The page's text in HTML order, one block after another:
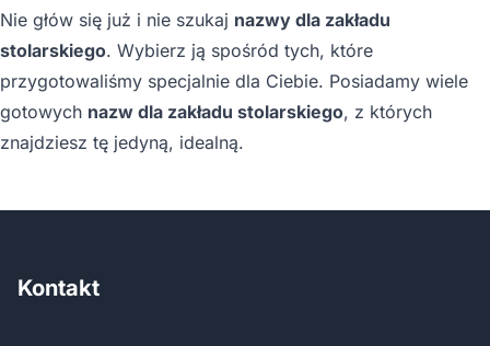
Nie głów się już i nie szukaj nazwy dla zakładu
stolarskiego. Wybierz ją spośród tych, które
przygotowaliśmy specjalnie dla Ciebie. Posiadamy wiele
gotowych nazw dla zakładu stolarskiego, z których
znajdziesz tę jedyną, idealną.
Kontakt